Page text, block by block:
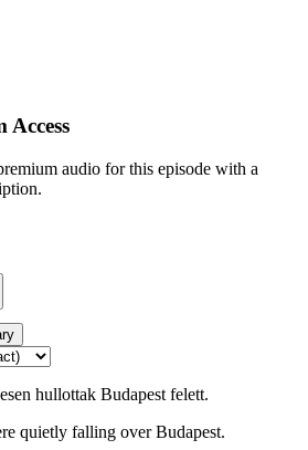
audio for this episode with a
hullottak Budapest felett.
quietly falling over Budapest.